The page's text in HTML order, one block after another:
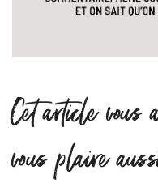
Cet article
vous plaire